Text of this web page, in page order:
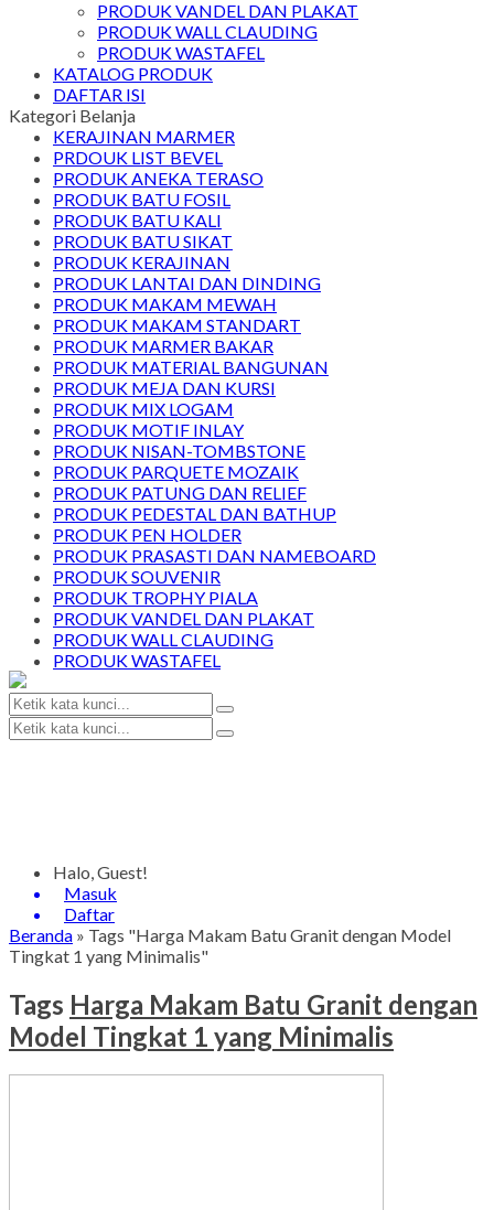
PRODUK VANDEL DAN PLAKAT
PRODUK WALL CLAUDING
PRODUK WASTAFEL
KATALOG PRODUK
DAFTAR ISI
Kategori Belanja
KERAJINAN MARMER
PRDOUK LIST BEVEL
PRODUK ANEKA TERASO
PRODUK BATU FOSIL
PRODUK BATU KALI
PRODUK BATU SIKAT
PRODUK KERAJINAN
PRODUK LANTAI DAN DINDING
PRODUK MAKAM MEWAH
PRODUK MAKAM STANDART
PRODUK MARMER BAKAR
PRODUK MATERIAL BANGUNAN
PRODUK MEJA DAN KURSI
PRODUK MIX LOGAM
PRODUK MOTIF INLAY
PRODUK NISAN-TOMBSTONE
PRODUK PARQUETE MOZAIK
PRODUK PATUNG DAN RELIEF
PRODUK PEDESTAL DAN BATHUP
PRODUK PEN HOLDER
PRODUK PRASASTI DAN NAMEBOARD
PRODUK SOUVENIR
PRODUK TROPHY PIALA
PRODUK VANDEL DAN PLAKAT
PRODUK WALL CLAUDING
PRODUK WASTAFEL
Halo, Guest!
Masuk
Daftar
Beranda » Tags "Harga Makam Batu Granit dengan Model
Tingkat 1 yang Minimalis"
Tags Harga Makam Batu Granit dengan
Model Tingkat 1 yang Minimalis